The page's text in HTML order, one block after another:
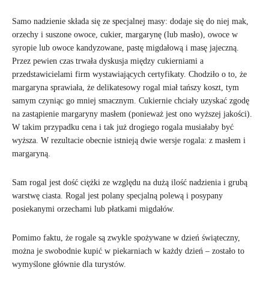
Samo nadzienie składa się ze specjalnej masy: dodaje się do niej mak,
orzechy i suszone owoce, cukier, margarynę (lub masło), owoce w
syropie lub owoce kandyzowane, pastę migdałową i masę jajeczną.
Przez pewien czas trwała dyskusja między cukierniami a
przedstawicielami firm wystawiających certyfikaty. Chodziło o to, że
margaryna sprawiała, że delikatesowy rogal miał tańszy koszt, tym
samym czyniąc go mniej smacznym. Cukiernie chciały uzyskać zgodę
na zastąpienie margaryny masłem (ponieważ jest ono wyższej jakości).
W takim przypadku cena i tak już drogiego rogala musiałaby być
wyższa. W rezultacie obecnie istnieją dwie wersje rogala: z masłem i
margaryną.
Sam rogal jest dość ciężki ze względu na dużą ilość nadzienia i grubą
warstwę ciasta. Rogal jest polany specjalną polewą i posypany
posiekanymi orzechami lub płatkami migdałów.
Pomimo faktu, że rogale są zwykle spożywane w dzień świąteczny,
można je swobodnie kupić w piekarniach w każdy dzień – zostało to
wymyślone głównie dla turystów.